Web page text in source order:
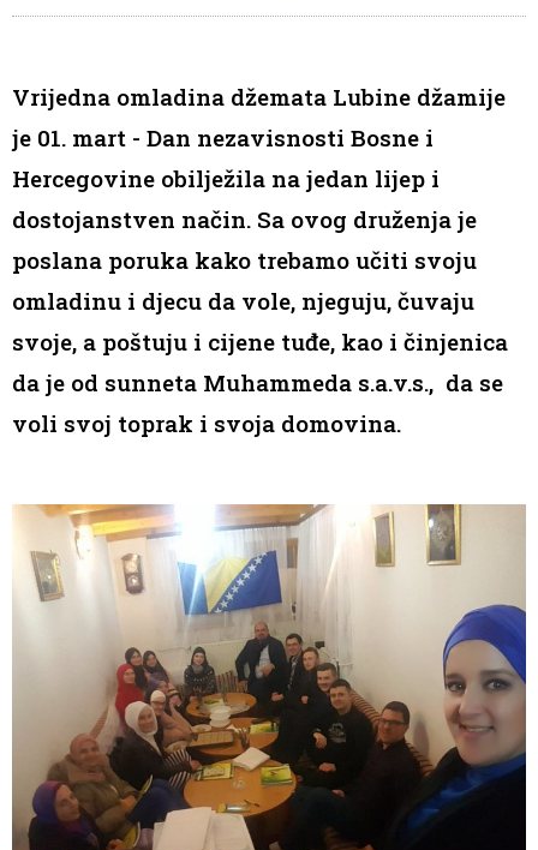
Vrijedna omladina džemata Lubine džamije
je 01. mart - Dan nezavisnosti Bosne i
Hercegovine obilježila na jedan lijep i
dostojanstven način. Sa ovog druženja je
poslana poruka kako trebamo učiti svoju
omladinu i djecu da vole, njeguju, čuvaju
svoje, a poštuju i cijene tuđe, kao i činjenica
da je od sunneta Muhammeda s.a.v.s., da se
voli svoj toprak i svoja domovina.